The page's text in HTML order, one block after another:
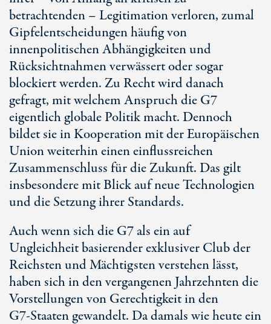
betrachtenden – Legitimation verloren, zumal
Gipfelentscheidungen häufig von
innenpolitischen Abhängigkeiten und
Rücksichtnahmen verwässert oder sogar
blockiert werden. Zu Recht wird danach
gefragt, mit welchem Anspruch die G7
eigentlich globale Politik macht. Dennoch
bildet sie in Kooperation mit der Europäischen
Union weiterhin einen einflussreichen
Zusammenschluss für die Zukunft. Das gilt
insbesondere mit Blick auf neue Technologien
und die Setzung ihrer Standards.
Auch wenn sich die G7 als ein auf
Ungleichheit basierender exklusiver Club der
Reichsten und Mächtigsten verstehen lässt,
haben sich in den vergangenen Jahrzehnten die
Vorstellungen von Gerechtigkeit in den
G7-Staaten gewandelt. Da damals wie heute ein